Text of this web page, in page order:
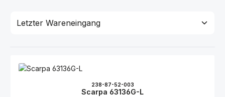
238-87-52-003
Scarpa 63136G-L